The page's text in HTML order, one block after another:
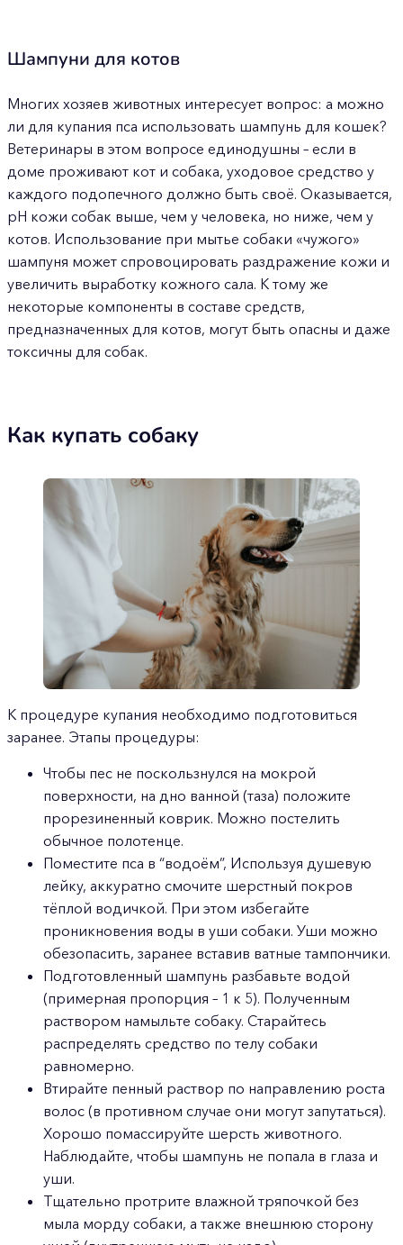
Шампуни для котов
Многих хозяев животных интересует вопрос: а можно
ли для купания пса использовать шампунь для кошек?
Ветеринары в этом вопросе единодушны – если в
доме проживают кот и собака, уходовое средство у
каждого подопечного должно быть своё. Оказывается,
рН кожи собак выше, чем у человека, но ниже, чем у
котов. Использование при мытье собаки «чужого»
шампуня может спровоцировать раздражение кожи и
увеличить выработку кожного сала. К тому же
некоторые компоненты в составе средств,
предназначенных для котов, могут быть опасны и даже
токсичны для собак.
Как купать собаку
К процедуре купания необходимо подготовиться
заранее. Этапы процедуры:
Чтобы пес не поскользнулся на мокрой
поверхности, на дно ванной (таза) положите
прорезиненный коврик. Можно постелить
обычное полотенце.
Поместите пса в “водоём”, Используя душевую
лейку, аккуратно смочите шерстный покров
тёплой водичкой. При этом избегайте
проникновения воды в уши собаки. Уши можно
обезопасить, заранее вставив ватные тампончики.
Подготовленный шампунь разбавьте водой
(примерная пропорция – 1 к 5). Полученным
раствором намыльте собаку. Старайтесь
распределять средство по телу собаки
равномерно.
Втирайте пенный раствор по направлению роста
волос (в противном случае они могут запутаться).
Хорошо помассируйте шерсть животного.
Наблюдайте, чтобы шампунь не попала в глаза и
уши.
Тщательно протрите влажной тряпочкой без
мыла морду собаки, а также внешнюю сторону